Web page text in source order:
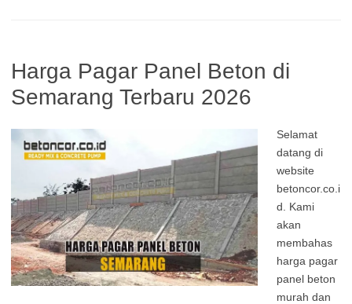
Harga Pagar Panel Beton di
Semarang Terbaru 2026
Selamat
datang di
website
betoncor.co.i
d. Kami
akan
membahas
harga pagar
panel beton
murah dan